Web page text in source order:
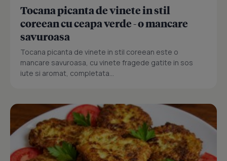
Tocana picanta de vinete in stil
coreean cu ceapa verde - o mancare
savuroasa
Tocana picanta de vinete in stil coreean este o
mancare savuroasa, cu vinete fragede gatite in sos
iute si aromat, completata...